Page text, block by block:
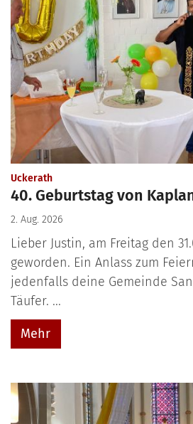
Uckerath:
40. Geburtstag von
2. Aug. 2026
Lieber Justin, am Freitag den
geworden. Ein Anlass zum
jedenfalls deine Gemeinde
Täufer. ...
Mehr